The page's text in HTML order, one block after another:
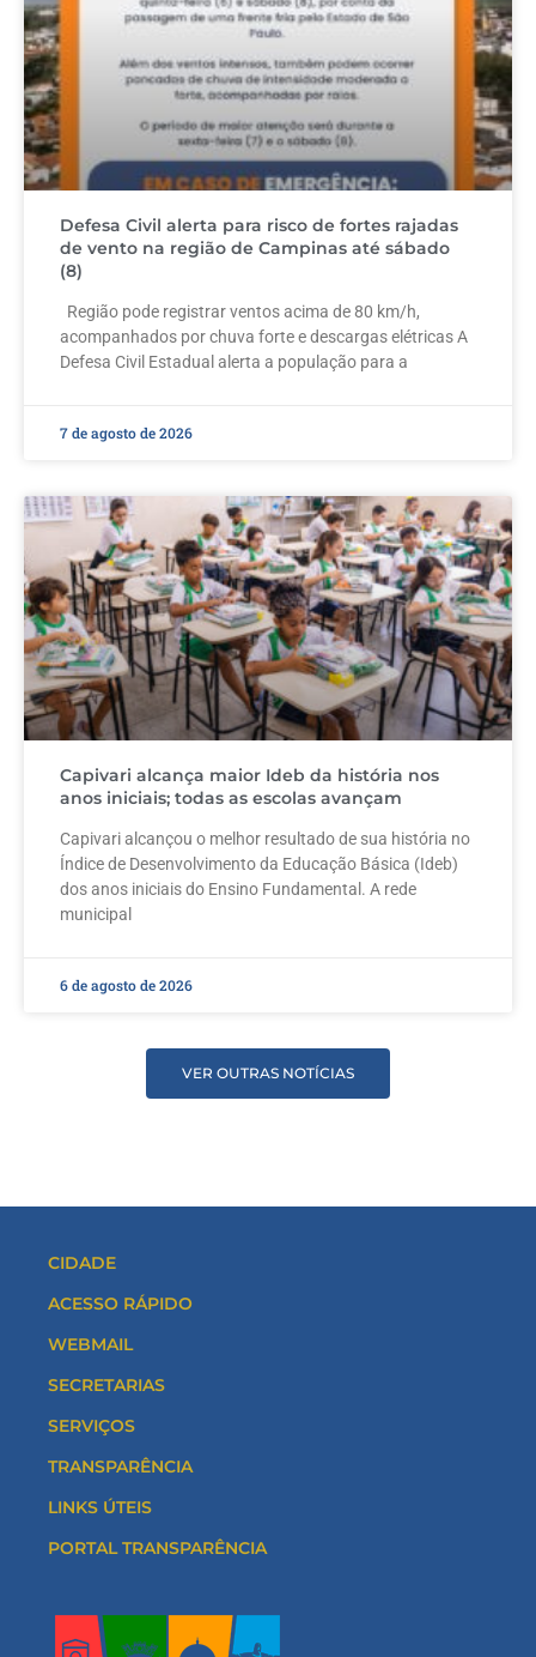
Defesa Civil alerta para risco de fortes rajadas
de vento na região de Campinas até sábado
(8)
Região pode registrar ventos acima de 80 km/h,
acompanhados por chuva forte e descargas elétricas A
Defesa Civil Estadual alerta a população para a
7 de agosto de 2026
Capivari alcança maior Ideb da história nos
anos iniciais; todas as escolas avançam
Capivari alcançou o melhor resultado de sua história no
Índice de Desenvolvimento da Educação Básica (Ideb)
dos anos iniciais do Ensino Fundamental. A rede
municipal
6 de agosto de 2026
VER OUTRAS NOTÍCIAS
CIDADE
ACESSO RÁPIDO
WEBMAIL
SECRETARIAS
SERVIÇOS
TRANSPARÊNCIA
LINKS ÚTEIS
PORTAL TRANSPARÊNCIA